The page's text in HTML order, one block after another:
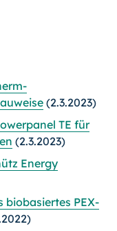
(2.3.2023)
TE für
(2.3.2023)
Energy
biobasiertes PEX-